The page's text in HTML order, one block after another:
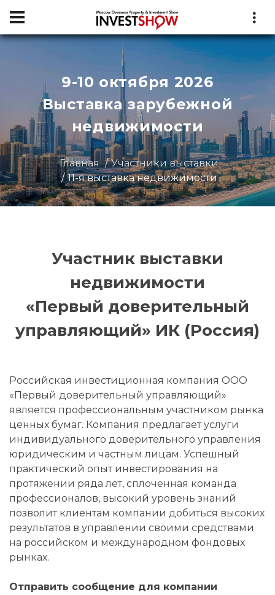
9-10 октября 2026
Выставка зарубежной
недвижимости
Главная
Участники выставки
11-я выставка недвижимости
Участник выставки
недвижимости
«Первый доверительный
управляющий» ИК (Россия)
Российская инвестиционная компания ООО
«Первый доверительный управляющий»
является профессиональным участником рынка
ценных бумаг. Компания предлагает услуги
индивидуального доверительного управления
юридическим и частным лицам. Успешный
практический опыт инвестирования на
протяжении ряда лет, сплоченная команда
профессионалов, высокий уровень знаний
позволит клиентам компании добиться высоких
результатов в управлении своими средствами
на российском и международном фондовых
рынках.
Отправить сообщение для компании